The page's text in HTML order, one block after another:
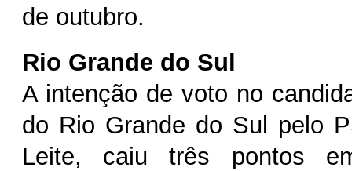
de outubro.
Rio Grande do Sul
A intenção de voto no
do Rio Grande do Sul pelo
Leite, caiu três pontos